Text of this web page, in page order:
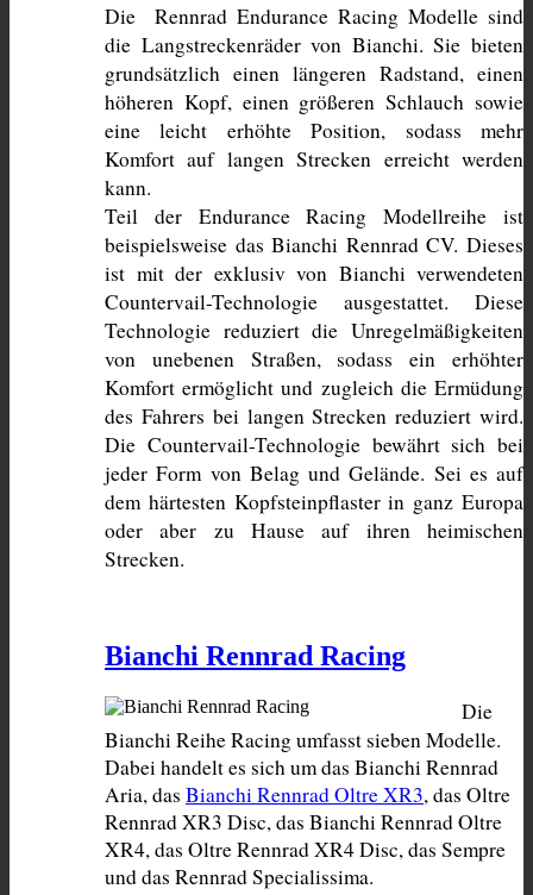
Die  Rennrad Endurance Racing Modelle sind
die Langstreckenräder von Bianchi. Sie bieten
grundsätzlich einen längeren Radstand, einen
höheren Kopf, einen größeren Schlauch sowie
eine leicht erhöhte Position, sodass mehr
Komfort auf langen Strecken erreicht werden
kann.
Teil der Endurance Racing Modellreihe ist
beispielsweise das Bianchi Rennrad CV. Dieses
ist mit der exklusiv von Bianchi verwendeten
Countervail-Technologie ausgestattet. Diese
Technologie reduziert die Unregelmäßigkeiten
von unebenen Straßen, sodass ein erhöhter
Komfort ermöglicht und zugleich die Ermüdung
des Fahrers bei langen Strecken reduziert wird.
Die Countervail-Technologie bewährt sich bei
jeder Form von Belag und Gelände. Sei es auf
dem härtesten Kopfsteinpflaster in ganz Europa
oder aber zu Hause auf ihren heimischen
Strecken.
Bianchi Rennrad Racing
Die
Bianchi Reihe Racing umfasst sieben Modelle.
Dabei handelt es sich um das Bianchi Rennrad
Aria, das Bianchi Rennrad Oltre XR3, das Oltre
Rennrad XR3 Disc, das Bianchi Rennrad Oltre
XR4, das Oltre Rennrad XR4 Disc, das Sempre
und das Rennrad Specialissima.